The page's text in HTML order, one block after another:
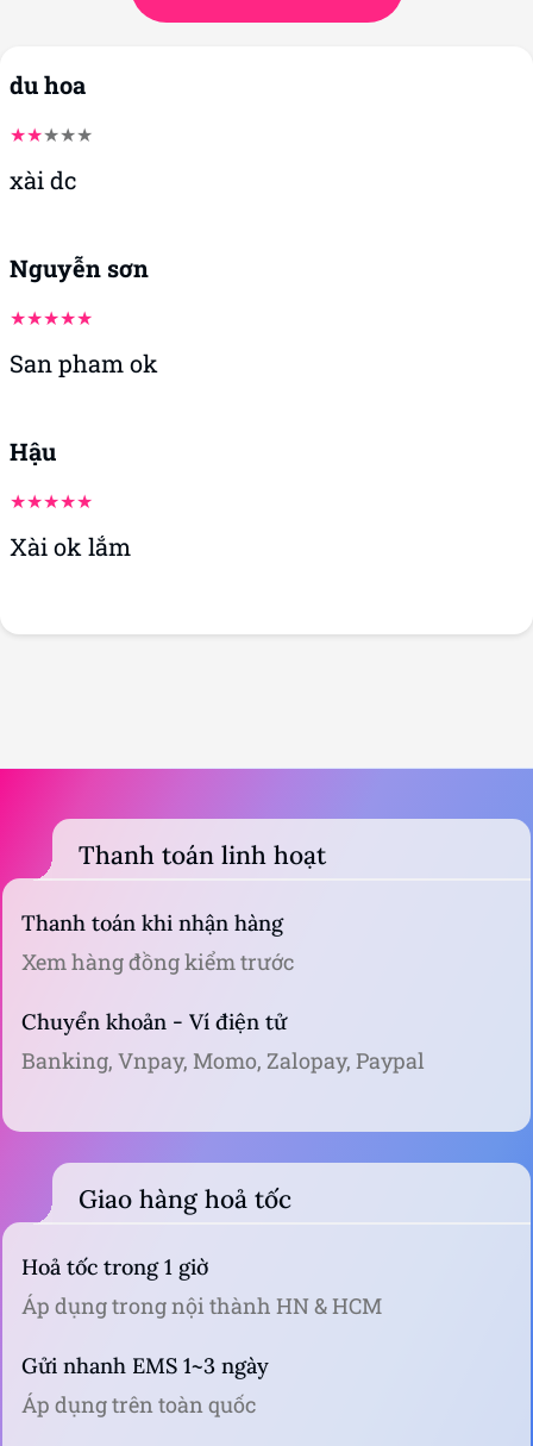
du hoa
xài dc
Nguyễn sơn
San pham ok
Hậu
Xài ok lắm
Thanh toán linh hoạt
Thanh toán khi nhận hàng
Xem hàng đồng kiểm trước
Chuyển khoản - Ví điện tử
Banking, Vnpay, Momo, Zalopay, Paypal
Giao hàng hoả tốc
Hoả tốc trong 1 giờ
Áp dụng trong nội thành HN & HCM
Gửi nhanh EMS 1~3 ngày
Áp dụng trên toàn quốc